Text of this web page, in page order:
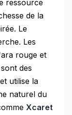
ressource
de la
Le
Les
rouge et
des
utilise la
naturel du
Xcaret